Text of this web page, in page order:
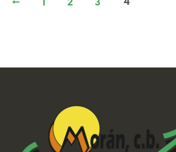
← 1 2 3 4